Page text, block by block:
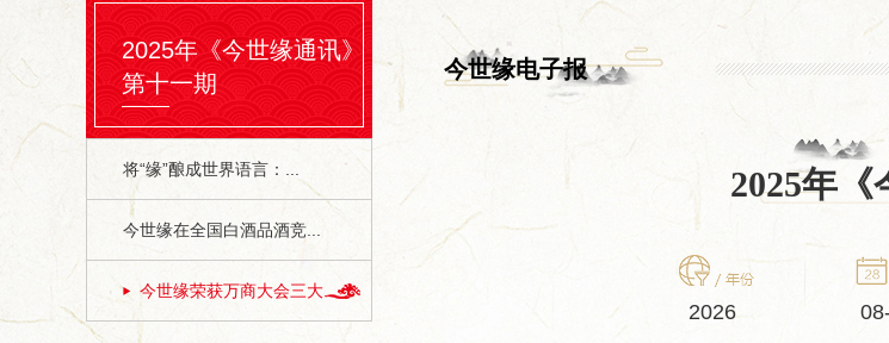
2025年《今世缘通讯》
第十一期
将“缘”酿成世界语言：...
今世缘在全国白酒品酒竞...
今世缘荣获万商大会三大...
今世缘电子报
2025年《
2026